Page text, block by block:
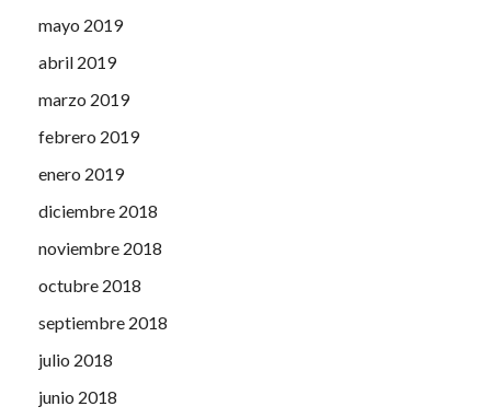
mayo 2019
abril 2019
marzo 2019
febrero 2019
enero 2019
diciembre 2018
noviembre 2018
octubre 2018
septiembre 2018
julio 2018
junio 2018